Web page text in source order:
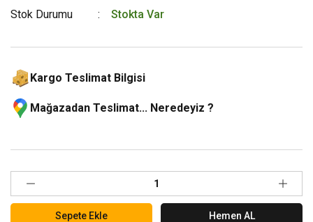
Stok Durumu
Stokta Var
Kargo Teslimat Bilgisi
Mağazadan Teslimat... Neredeyiz ?
Sepete Ekle Hemen AL